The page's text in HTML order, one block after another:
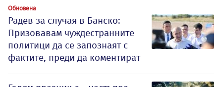
Обновена
Радев за случая в Банско:
Призовавам чуждестранните
политици да се запознаят с
фактите, преди да коментират